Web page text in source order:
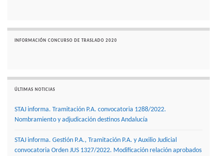
INFORMACIÓN CONCURSO DE TRASLADO 2020
ÚLTIMAS NOTICIAS
STAJ informa. Tramitación P.A. convocatoria 1288/2022.
Nombramiento y adjudicación destinos Andalucía
STAJ informa. Gestión P.A., Tramitación P.A. y Auxilio Judicial
convocatoria Orden JUS 1327/2022. Modificación relación aprobados